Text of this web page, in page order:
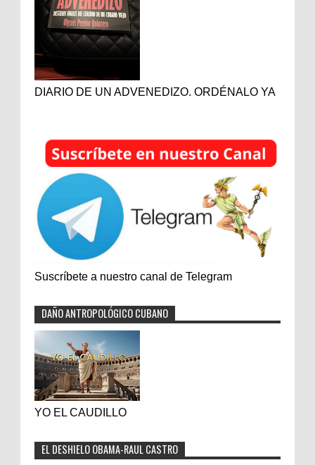
DIARIO DE UN ADVENEDIZO. ORDÉNALO YA
Suscríbete a nuestro canal de Telegram
DAÑO ANTROPOLÓGICO CUBANO
YO EL CAUDILLO
EL DESHIELO OBAMA-RAUL CASTRO